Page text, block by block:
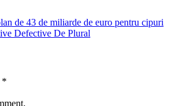
de 43 de miliarde de euro pentru cipuri
Defective De Plural
*